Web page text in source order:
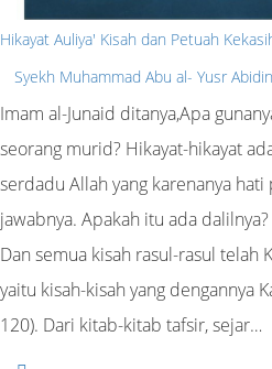
Hikayat Auliya' Kisah dan Petuah
Syekh Muhammad Abu al- Yusr Abidin
Imam al-Junaid ditanya,Apa
seorang murid? Hikayat-hikayat
serdadu Allah yang karenanya
jawabnya. Apakah itu ada
Dan semua kisah rasul-rasul telah
yaitu kisah-kisah yang dengannya
120). Dari kitab-kitab tafsir, sejar…